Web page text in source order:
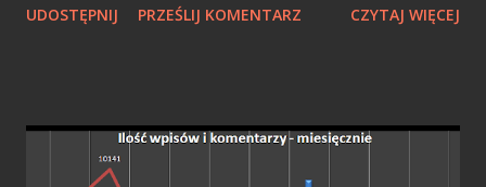
który był w Marketplace, lecz został z niego zdjęty
opisywane w tym wpisie: Folders - grupowanie aplikacji
Supreme Shortcuts - skróty na oknie głównym MetroTube
UDOSTĘPNIJ PRZEŚLIJ KOMENTARZ CZYTAJ WIĘCEJ